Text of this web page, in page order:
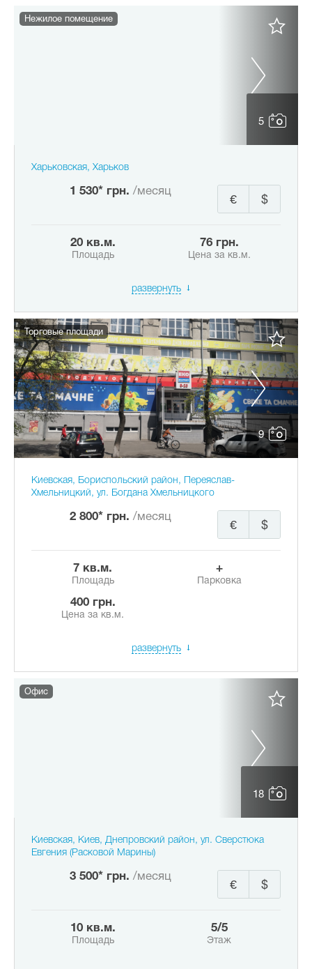
5
Нежилое помещение
Харьковская, Харьков
1 530* грн. /месяц
$
€
20 кв.м.
Площадь
76 грн.
Цена за кв.м.
развернуть
9
Торговые площади
Киевская, Бориспольский район, Переяслав-
Хмельницкий, ул. Богдана Хмельницкого
2 800* грн. /месяц
$
€
7 кв.м.
Площадь
+
Парковка
400 грн.
Цена за кв.м.
развернуть
18
Офис
Киевская, Киев, Днепровский район, ул. Сверстюка
Евгения (Расковой Марины)
3 500* грн. /месяц
$
€
10 кв.м.
Площадь
5/5
Этаж